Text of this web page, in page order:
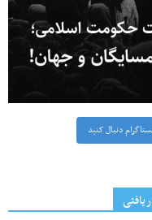
دنبال کنید